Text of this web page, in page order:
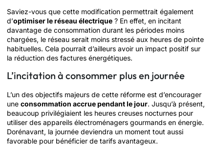
Saviez-vous que cette modification permettrait également
d’optimiser le réseau électrique ? En effet, en incitant
davantage de consommation durant les périodes moins
chargées, le réseau serait moins stressé aux heures de pointe
habituelles. Cela pourrait d’ailleurs avoir un impact positif sur
la réduction des factures énergétiques.
L’incitation à consommer plus en journée
L’un des objectifs majeurs de cette réforme est d’encourager
une consommation accrue pendant le jour. Jusqu’à présent,
beaucoup privilégiaient les heures creuses nocturnes pour
utiliser des appareils électroménagers gourmands en énergie.
Dorénavant, la journée deviendra un moment tout aussi
favorable pour bénéficier de tarifs avantageux.